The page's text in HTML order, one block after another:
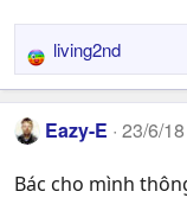
R
e
a
c
i
living2nd
Eazy-E 23/6/18
Bác cho mình